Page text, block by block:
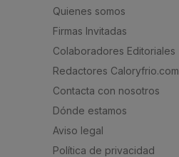
Quienes somos
Firmas Invitadas
Colaboradores Editoriales
Redactores Caloryfrio.com
Contacta con nosotros
Dónde estamos
Aviso legal
Política de privacidad